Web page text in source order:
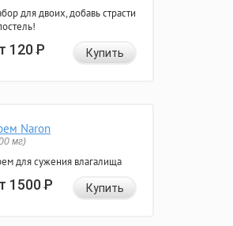
для двоих, добавь страсти
120Р Купить
Naron
мг)
для сужения влагалища
1500Р Купить